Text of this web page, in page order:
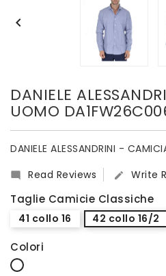

DANIELE
UOMO
DANIELE ALESSANDRINI -
 Read Reviews  Write
Taglie Camicie Classiche
41 collo 16 42 collo 16/2
Colori
Bianco